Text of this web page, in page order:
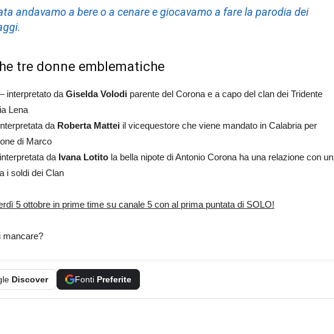
andavamo a bere o a cenare e giocavamo a fare la parodia dei
tre donne emblematiche
interpretato da Giselda Volodi parente del Corona e a capo del clan dei Tridente
Lena
da Roberta Mattei il vicequestore che viene mandato in Calabria per
di Marco
da Ivana Lotito la bella nipote di Antonio Corona ha una relazione con un
i soldi dei Clan
5 ottobre in prime time su canale 5 con al prima puntata di SOLO!
mancare?
Discover Fonti Preferite